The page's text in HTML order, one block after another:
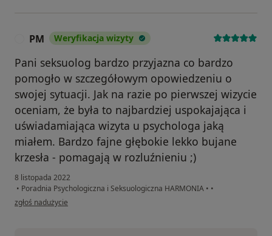
PM Weryfikacja wizyty
Pani seksuolog bardzo przyjazna co bardzo
pomogło w szczegółowym opowiedzeniu o
swojej sytuacji. Jak na razie po pierwszej wizycie
oceniam, że była to najbardziej uspokajająca i
uświadamiająca wizyta u psychologa jaką
miałem. Bardzo fajne głębokie lekko bujane
krzesła - pomagają w rozluźnieniu ;)
8 listopada 2022
• Poradnia Psychologiczna i Seksuologiczna HARMONIA • •
w opinii użytkownika PM
zgłoś nadużycie